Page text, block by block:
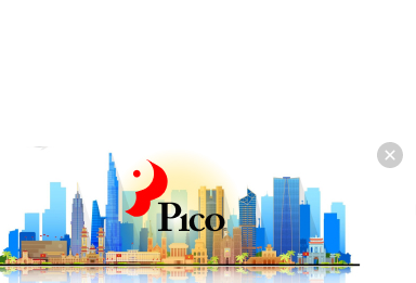
Về Sale Đậm - Điện Máy Pico Giảm Shock Đến
Loạt Siêu Phẩm Mùa Hè
06/2026